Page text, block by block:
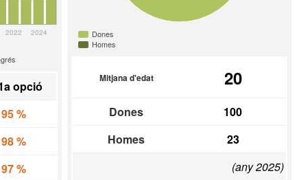
Dones
Homes
Mitjana d'edat 20
Dones
100
Homes
23
(any 2025)
2022 2024
opció
95 %
98 %
97 %